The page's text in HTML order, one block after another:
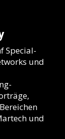
Special-
und
und